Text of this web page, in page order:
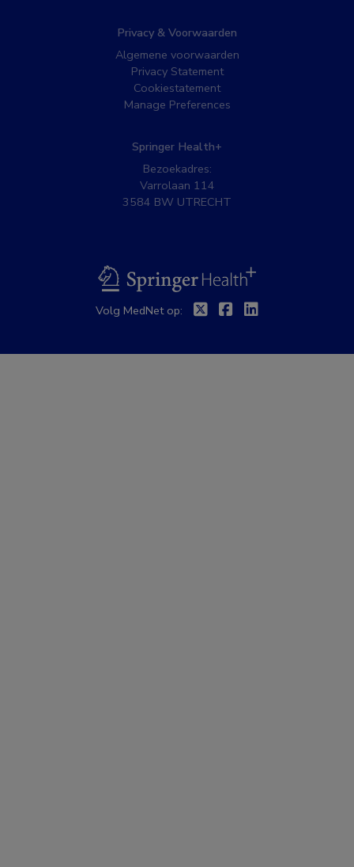
Privacy & Voorwaarden
Algemene voorwaarden
Privacy Statement
Cookiestatement
Manage Preferences
Springer Health+
Bezoekadres:
Varrolaan 114
3584 BW UTRECHT
BSL
Volg MedNet op: TwitterFacebook
Linkedin